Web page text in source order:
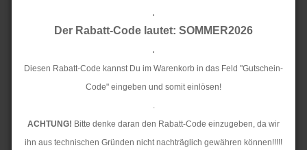
.
Der Rabatt-Code lautet: SOMMER2026
.
Diesen Rabatt-Code kannst Du im Warenkorb in das Feld "Gutschein-
Code" eingeben und somit einlösen!
.
ACHTUNG! Bitte denke daran den Rabatt-Code einzugeben, da wir
ihn aus technischen Gründen nicht nachträglich gewähren können!!!!!
RESTSTÜCK 0,50m !!!
RESTSTÜCK 0,50m !!!